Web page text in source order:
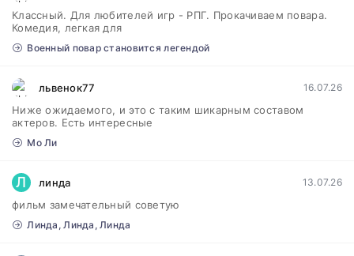
Классный. Для любителей игр - РПГ. Прокачиваем повара.
Комедия, легкая для
Военный повар становится легендой
львенок77 16.07.26
Ниже ожидаемого, и это с таким шикарным составом
актеров. Есть интересные
Мо Ли
Л линда 13.07.26
фильм замечательный советую
Линда, Линда, Линда